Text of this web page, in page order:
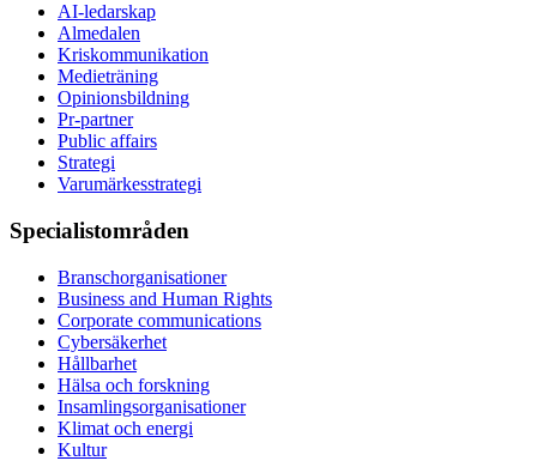
AI-ledarskap
Almedalen
Kris­kommunikation
Medieträning
Opinionsbildning
Pr-partner
Public affairs
Strategi
Varumärkesstrategi
Specialistområden
Branschorganisationer
Business and Human Rights
Corporate communications
Cybersäkerhet
Hållbarhet
Hälsa och forskning
Insamlingsorganisationer
Klimat och energi
Kultur